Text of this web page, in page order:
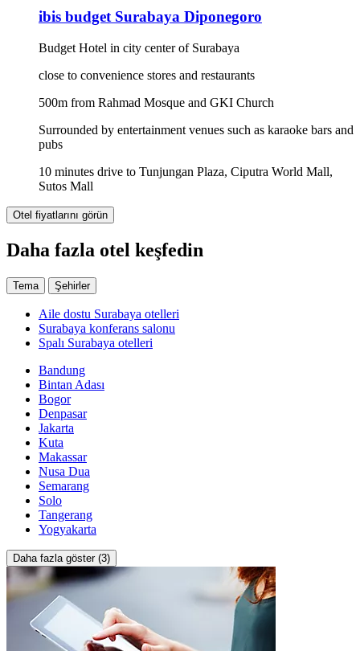
ibis budget Surabaya Diponegoro
Budget Hotel in city center of Surabaya
close to convenience stores and restaurants
500m from Rahmad Mosque and GKI Church
Surrounded by entertainment venues such as karaoke bars and
pubs
10 minutes drive to Tunjungan Plaza, Ciputra World Mall,
Sutos Mall
Otel fiyatlarını görün
Daha fazla otel keşfedin
Tema Şehirler
Aile dostu Surabaya otelleri
Surabaya konferans salonu
Spalı Surabaya otelleri
Bandung
Bintan Adası
Bogor
Denpasar
Jakarta
Kuta
Makassar
Nusa Dua
Semarang
Solo
Tangerang
Yogyakarta
Daha fazla göster (3)